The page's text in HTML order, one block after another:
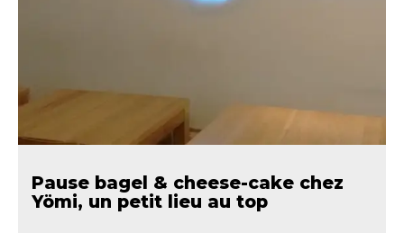
Pause bagel & cheese-cake chez
Yömi, un petit lieu au top